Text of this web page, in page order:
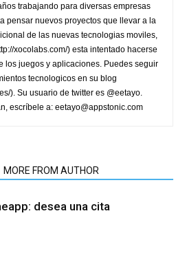
trabajando para diversas empresas
pensar nuevos proyectos que llevar a la
de las nuevas tecnologias moviles,
xocolabs.com/) esta intentado hacerse
los juegos y aplicaciones. Puedes seguir
tecnologicos en su blog
). Su usuario de twitter es @eetayo.
escríbele a: eetayo@appstonic.com
MORE FROM AUTHOR
desea una cita